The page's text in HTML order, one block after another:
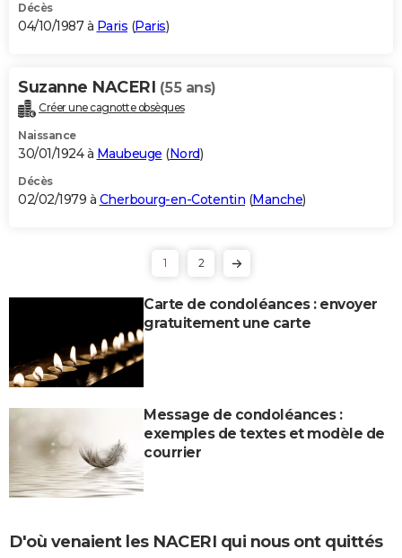
Décès
04/10/1987 à Paris (Paris)
Suzanne NACERI (55 ans)
Créer une cagnotte obsèques
Naissance
30/01/1924 à Maubeuge (Nord)
Décès
02/02/1979 à Cherbourg-en-Cotentin (Manche)
1 2
Carte de condoléances : envoyer
gratuitement une carte
Message de condoléances :
exemples de textes et modèle de
courrier
D'où venaient les NACERI qui nous ont quittés